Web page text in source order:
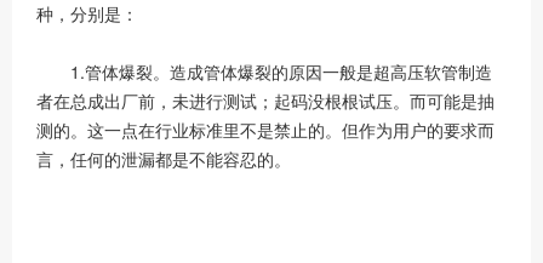
种，分别是：
1.管体爆裂。造成管体爆裂的原因一般是超高压软管制造
者在总成出厂前，未进行测试；起码没根根试压。而可能是抽
测的。这一点在行业标准里不是禁止的。但作为用户的要求而
言，任何的泄漏都是不能容忍的。